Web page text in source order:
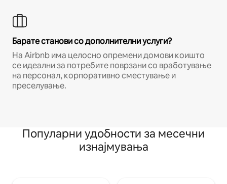
Барате станови со дополнителни услуги?
На Airbnb има целосно опремени домови коишто
се идеални за потребите поврзани со вработување
на персонал, корпоративно сместување и
преселување.
Популарни удобности за месечни
изнајмувања